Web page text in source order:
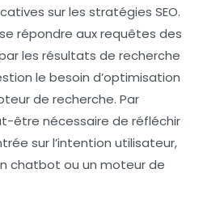
sur les stratégies SEO.
répondre aux requêtes des
les résultats de recherche
le besoin d’optimisation
de recherche. Par
être nécessaire de réfléchir
sur l’intention utilisateur,
chatbot ou un moteur de